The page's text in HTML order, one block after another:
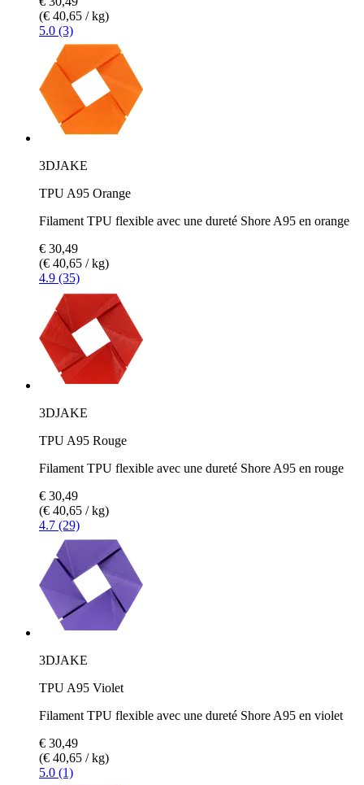
(€ 40,65 / kg)
5.0 (3)
3DJAKE
TPU A95 Orange
Filament TPU flexible avec une dureté Shore A95 en orange
€ 30,49
(€ 40,65 / kg)
4.9 (35)
3DJAKE
TPU A95 Rouge
Filament TPU flexible avec une dureté Shore A95 en rouge
€ 30,49
(€ 40,65 / kg)
4.7 (29)
3DJAKE
TPU A95 Violet
Filament TPU flexible avec une dureté Shore A95 en violet
€ 30,49
(€ 40,65 / kg)
5.0 (1)